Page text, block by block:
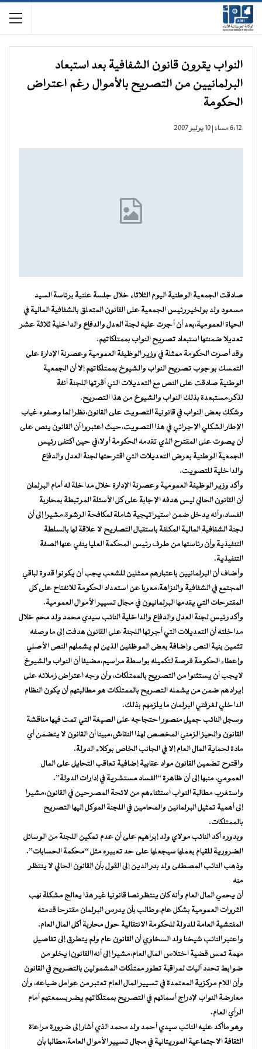
النواب يقرون قانون الشفافية بعد استبعاد
البرلمانيين من التصريح بالأموال رغم اعتراض
الحكومة
6:12 مساءً | 10 يوليو 2007
صادقت الجمعية الوطنية اليوم الثلاثاء خلال جلسة علنية برئاسة السيد
مسعود ولد بولخير رئيس الجمعية على القانون المتعلق بالشفافية المالية في
الحياة العمومية،بعد أن أجرت عليه لجنة العدل والدفاع والداخلية ثلاثة عشر
تعديلا ضمنتها استبعاد تصريح النواب بممتلكاتهم.
وقد أصرت الحكومة ممثلة في وزير الوظيفة العمومية وعصرنة الإدارة على
التمسك بوجوب تصريح النواب والشيوخ بممتلكاتهم إلا أن الجمعية
الوطنية صادقت على النص مع التعديلات التي أقرتها اللجنة آنفة
لذكر،مستبعدة بذلك النواب والشيوخ من هذا التصريح.
وشكك بعض النواب في قانونية التصويت على القانون،نظرا لما وصفوه غياب
الإطار الشكلي الإجرائي في هذا التصويت،حيث اعتبروا أن القانون ينص على
أن يصوت على المقترح الذي تقدمه الحكومة أولا،في حين اكتفى رئيس
الجمعية الوطنية بعرض التعديلات التي اقترحتها لجنة العدل والدفاع
والداخلية للتصويت.
وأكد وزير الوظيفة العمومية وعصرنة الإدارة خلال مداخلة له أمام البرلمان
أن القانون الحالي ليس هدفه الإجابة على كل الأسئلة المرتبطة بمحاربة
الفساد،وأنه يدخل ضمن استيراتيجية شاملة لمكافحة الرشوة،مشيرا إلى أن
لجنة الشفافية المالية المكلفة باستقبال التصاريح لا علاقة لها بالسلطة
التنفيذية وأن رئاستها من طرف رئيس المحكمة العليا ينفي عنها الصفة
التنفيذية.
وأضاف أن البرلمانيين باعتبارهم ممثلين للشعب يجب أن يكونوا قدوة لباقي
المجتمع في الشفافية والنزاهة،معربا عن استعداد الحكومة للانفتاح على كل
المقترحات التي يقدمها البرلمانيون في مجال تسيير الأموال العمومية.
وأكد رئيس لجنة العدل والدفاع والداخلية النائب سيدي محمد ولد محم خلال
مداخلته أن التعديلات التي أجرتها اللجنة على القانون هدفت إلى ما وصفه
تثمين بنية النص وإضافة بعض الموظفين الذين لم يشملهم النص الأصلي
وإعطاء الحكومة فرصة لتكميله بواسطة مراسيم،مضيفا أن النواب والشيوخ
لايجب أن يستثنوا من التصريح بالممتلكات، وأن وجه اعتراض زملائه على
إيرادهم ضمن من يشمله التصريح بالممتلكات هو مطالبتهم أن يكون النظام
الداخلي لغرفتي البرلمان ما يلزمهم بذلك.
وسجل النائب جميل منصور احتجاجه على الصيغة التي تمت فيها مناقشة
القانون والحيز الزمني المخصص لهذا النقاش،مبينا أن القانون لا يتضمن أي
مادة لحماية المال العام إلا في الجانب الخاص بوكلاء الدولة.
واقترح تضمين القانون مواد عقابية إضافية تعاقب التحايل على المال
العمومي، منبها إلى أن ظاهرة “الفساد مستشرية في إدارات الدولة”.
واستغرب مطالبة النواب استثناءهم من لائحة المصرحين في القانون،مشيرا
إلى أهمية تمثيل البرلمانين والمحامين في اللجنة الموكل إليها التصريح
بالممتلكات.
وبدوره أكد النائب مولاي ولد إبراهيم على أن عدم تمكين اللجنة من الوسائل
الضرورية للقيام بعملها سيجعلها على حد تعبيره مثل “محكمة الحسابات”.
وذهب النائب المصطفى ولد بدر الدين إلى القول بأن القانون الحالي لا ينتظر
منه
أن يحمي المال العام وأنه كان ينتظر نصا قانونيا غير هذا يعالج مشكلة نهب
الثروات العمومية بشكل عام،وطالب بأن يدرس البرلمان مقترحا قدمته
المفتشية العامة للدولة للحكومة الانتقالية حول محاربة أكل المال العام.
واعتبر النائب شيخنا ولد السخاوي أن القانون عام ولم يتطرق إلى تفاصيل
مهمة تمس قضية اختلاس المال العام،مشيرا إلى أنه(القانون) يخلو من
ضوابط تحدد آليات لمراقبة تطور ممتلكات المشمولين بالتصريح في القانون
وأن اللام مركزية المعتمدة في تسيير المال العام تعتبر من عوامل ضياعه، وأن
معارضة النواب لإدراج أسمائهم في التصريح بممتلكاتهم يضر بسمعتهم أمام
الرأي العام.
وهو ماأكد عليه النائب سيدي أحمد ولد محمد الذي أشار إلى ضرورة مراعاة
الثقافة الاجتماعية الموريتانية في مجال تسيير الأموال العامة،مطالبا بأن